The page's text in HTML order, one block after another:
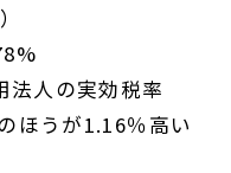
法人の実効税率
ほうが1.16％高い